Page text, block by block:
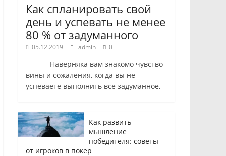
Как спланировать свой
день и успевать не менее
80 % от задуманного
05.12.2019 admin 0
Наверняка вам знакомо чувство
вины и сожаления, когда вы не
успеваете выполнить все задуманное,
Как развить
мышление
победителя: советы
от игроков в покер